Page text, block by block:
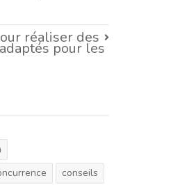
réaliser des
pour les
conseils